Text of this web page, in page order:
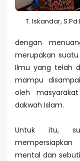
T. Iskandar, S.Pd.I
dengan
merupakan
Ilmu yang telah
mampu
oleh
dakwah Islam.
Untuk itu,
mental dan